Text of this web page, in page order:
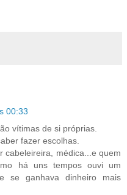
00:33
vítimas de si próprias.
fazer escolhas.
cabeleireira, médica...e quem
há uns tempos ouvi um
se ganhava dinheiro mais